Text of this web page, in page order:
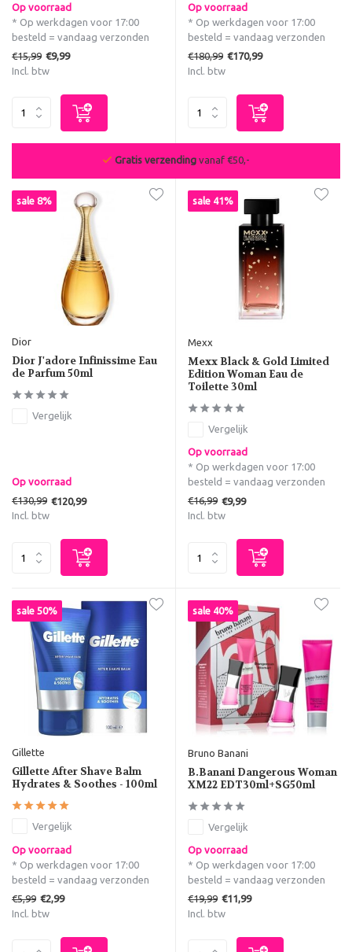
Op voorraad
* Op werkdagen voor 17:00
besteld = vandaag verzonden
€15,99 €9,99
Incl. btw
Op voorraad
* Op werkdagen voor 17:00
besteld = vandaag verzonden
€180,99 €170,99
Incl. btw
Gratis verzending vanaf €50,-
sale 8%
Dior
Dior J'adore Infinissime Eau
de Parfum 50ml
Vergelijk
Op voorraad
€130,99 €120,99
Incl. btw
sale 41%
Mexx
Mexx Black & Gold Limited
Edition Woman Eau de
Toilette 30ml
Vergelijk
Op voorraad
* Op werkdagen voor 17:00
besteld = vandaag verzonden
€16,99 €9,99
Incl. btw
sale 50%
Gillette
Gillette After Shave Balm
Hydrates & Soothes - 100ml
Vergelijk
Op voorraad
* Op werkdagen voor 17:00
besteld = vandaag verzonden
€5,99 €2,99
Incl. btw
sale 40%
Bruno Banani
B.Banani Dangerous Woman
XM22 EDT30ml+SG50ml
Vergelijk
Op voorraad
* Op werkdagen voor 17:00
besteld = vandaag verzonden
€19,99 €11,99
Incl. btw